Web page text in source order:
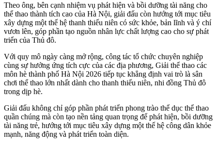
Theo ông, bên cạnh nhiệm vụ phát hiện và bồi dưỡng tài năng cho
thể thao thành tích cao của Hà Nội, giải đấu còn hướng tới mục tiêu
xây dựng một thế hệ thanh thiếu niên có sức khỏe, bản lĩnh và ý chí
vươn lên, góp phần tạo nguồn nhân lực chất lượng cao cho sự phát
triển của Thủ đô.
Với quy mô ngày càng mở rộng, công tác tổ chức chuyên nghiệp
cùng sự hưởng ứng tích cực của các địa phương, Giải thể thao các
môn hè thành phố Hà Nội 2026 tiếp tục khẳng định vai trò là sân
chơi thể thao lớn nhất dành cho thanh thiếu niên, nhi đồng Thủ đô
trong dịp hè.
Giải đấu không chỉ góp phần phát triển phong trào thể dục thể thao
quần chúng mà còn tạo nền tảng quan trọng để phát hiện, bồi dưỡng
tài năng trẻ, hướng tới mục tiêu xây dựng một thế hệ công dân khỏe
mạnh, năng động và phát triển toàn diện.